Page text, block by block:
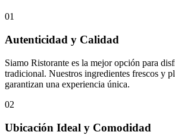
01
Autenticidad y Calidad
Siamo Ristorante es la mejor opción para
tradicional. Nuestros ingredientes frescos y
garantizan una experiencia única.
02
Ubicación Ideal y Comodidad